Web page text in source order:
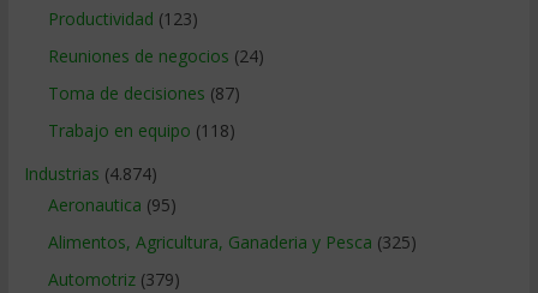
Productividad (123)
Reuniones de negocios (24)
Toma de decisiones (87)
Trabajo en equipo (118)
Industrias (4.874)
Aeronautica (95)
Alimentos, Agricultura, Ganaderia y Pesca (325)
Automotriz(379)